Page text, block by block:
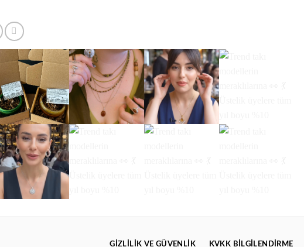
GIZLILIK VE GÜVENLIK KVKK BİLGİLENDİRME